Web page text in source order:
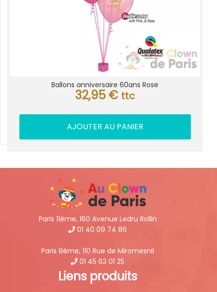
Ballons anniversaire 60ans Rose
32,95 € ttc
AJOUTER AU PANIER
Paris 11ème, 160 Avenue Ledru Rollin
01 40 09 74 86
Paris 8ème, 110 Rue de Miromesnil
01 45 63 01 25
Liens produits